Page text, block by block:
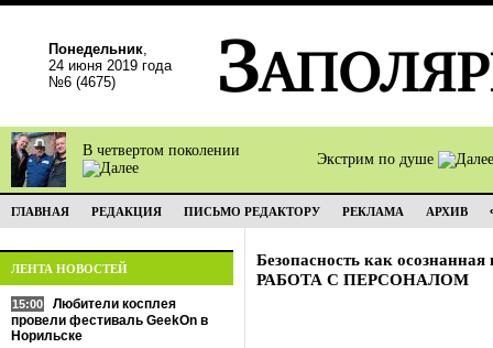
Понедельник,
24 июня 2019 года
№6 (4675)
В четвертом поколении
Экстрим по душе
ГЛАВНАЯ РЕДАКЦИЯ ПИСЬМО РЕДАКТОРУ РЕКЛАМА АРХИВ
ЛЕНТА НОВОСТЕЙ
15:00
Любители косплея
провели фестиваль GeekOn в
Норильске
Безопасность как осознанная
РАБОТА С ПЕРСОНАЛОМ